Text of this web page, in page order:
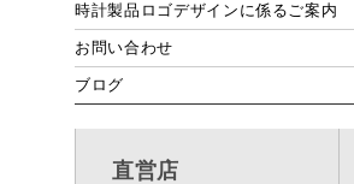
時計製品ロゴデザインに係るご案内
お問い合わせ
ブログ
直営店